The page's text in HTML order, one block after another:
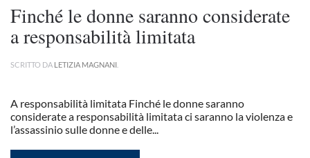
Finché le donne saranno considerate
a responsabilità limitata
SCRITTO DA LETIZIA MAGNANI
A responsabilità limitata Finché le donne saranno
considerate a responsabilità limitata ci saranno la violenza e
l’assassinio sulle donne e delle...